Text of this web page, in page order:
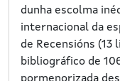
dunha escolma
internacional da
de Recensións (13
bibliográfico de